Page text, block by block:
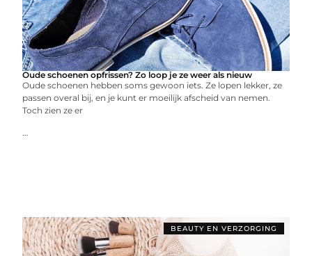
Oude schoenen opfrissen? Zo loop je ze weer als nieuw
Oude schoenen hebben soms gewoon iets. Ze lopen lekker, ze
passen overal bij, en je kunt er moeilijk afscheid van nemen.
Toch zien ze er
...
BEAUTY EN VERZORGING